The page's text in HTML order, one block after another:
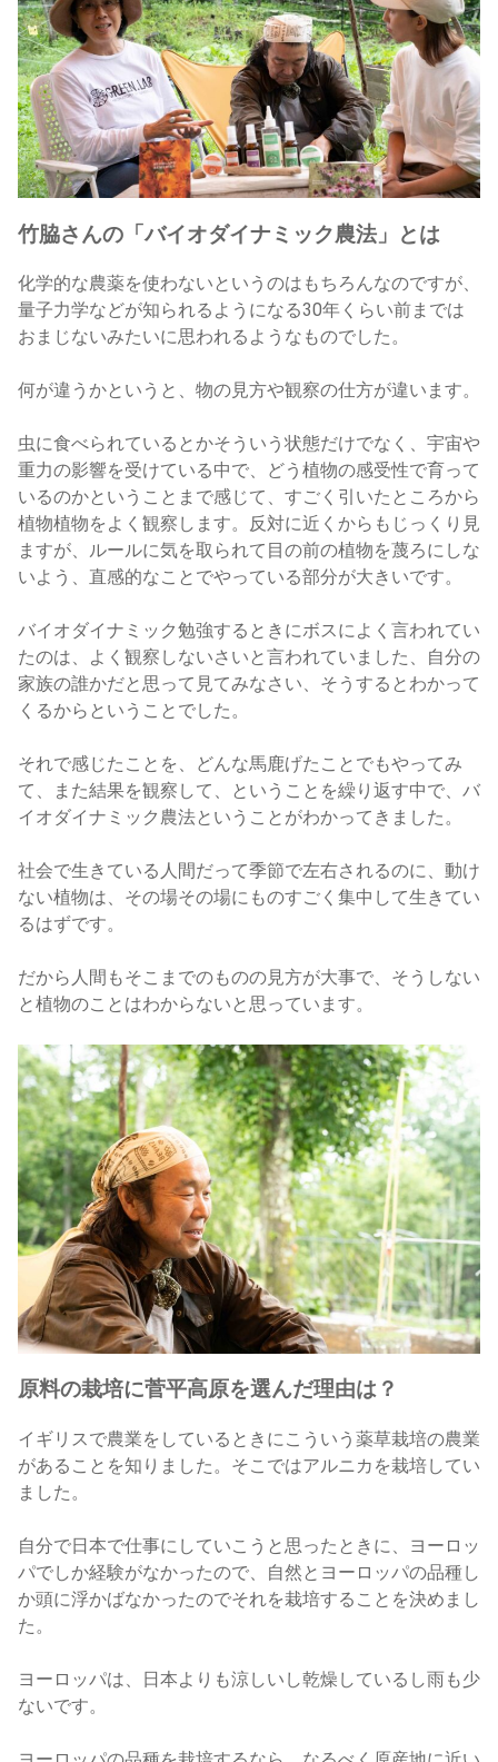
竹脇さんの「バイオダイナミック農法」とは
化学的な農薬を使わないというのはもちろんなのですが、
量子力学などが知られるようになる30年くらい前までは
おまじないみたいに思われるようなものでした。
何が違うかというと、物の見方や観察の仕方が違います。
虫に食べられているとかそういう状態だけでなく、宇宙や
重力の影響を受けている中で、どう植物の感受性で育って
いるのかということまで感じて、すごく引いたところから
植物植物をよく観察します。反対に近くからもじっくり見
ますが、ルールに気を取られて目の前の植物を蔑ろにしな
いよう、直感的なことでやっている部分が大きいです。
バイオダイナミック勉強するときにボスによく言われてい
たのは、よく観察しないさいと言われていました、自分の
家族の誰かだと思って見てみなさい、そうするとわかって
くるからということでした。
それで感じたことを、どんな馬鹿げたことでもやってみ
て、また結果を観察して、ということを繰り返す中で、バ
イオダイナミック農法ということがわかってきました。
社会で生きている人間だって季節で左右されるのに、動け
ない植物は、その場その場にものすごく集中して生きてい
るはずです。
だから人間もそこまでのものの見方が大事で、そうしない
と植物のことはわからないと思っています。
原料の栽培に菅平高原を選んだ理由は？
イギリスで農業をしているときにこういう薬草栽培の農業
があることを知りました。そこではアルニカを栽培してい
ました。
自分で日本で仕事にしていこうと思ったときに、ヨーロッ
パでしか経験がなかったので、自然とヨーロッパの品種し
か頭に浮かばなかったのでそれを栽培することを決めまし
た。
ヨーロッパは、日本よりも涼しいし乾燥しているし雨も少
ないです。